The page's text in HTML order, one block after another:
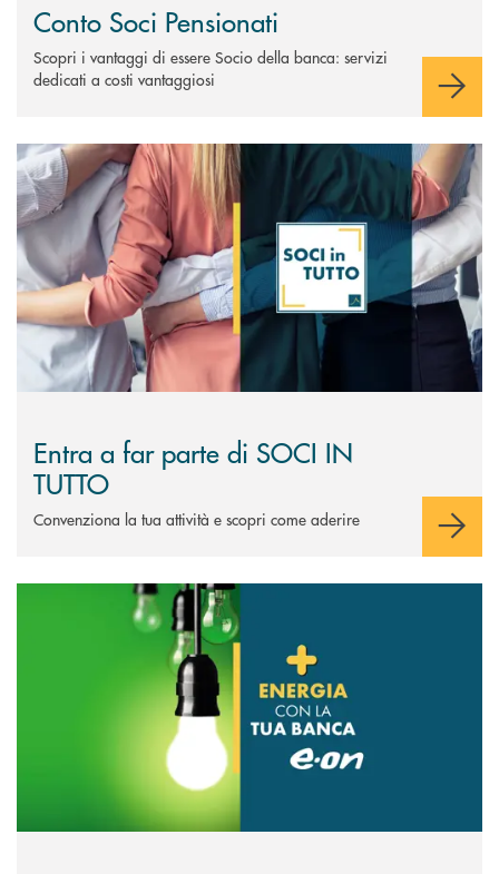
Conto Soci Pensionati
Scopri i vantaggi di essere Socio della banca: servizi
dedicati a costi vantaggiosi
Scopri di più Entra a far parte di SOCI IN TUTTO
Entra a far parte di SOCI IN
TUTTO
Convenziona la tua attività e scopri come aderire
Scopri di più Luce, Gas, ambiente e risparmio: tutto insieme con la Tua